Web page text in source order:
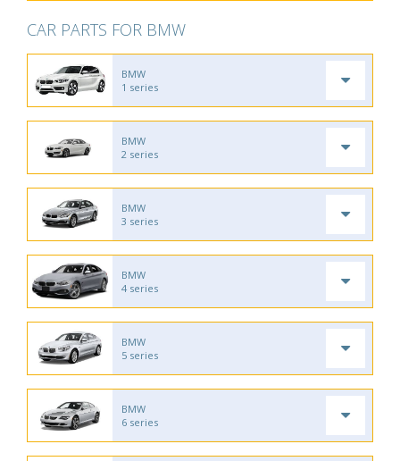
CAR PARTS FOR BMW
BMW
1 series
BMW
2 series
BMW
3 series
BMW
4 series
BMW
5 series
BMW
6 series